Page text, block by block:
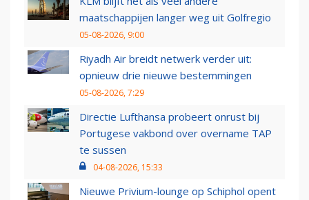
maatschappijen langer weg uit Golfregio
05-08-2026, 9:00
Riyadh Air breidt netwerk verder uit:
opnieuw drie nieuwe bestemmingen
05-08-2026, 7:29
Directie Lufthansa probeert onrust bij
Portugese vakbond over overname TAP
te sussen
04-08-2026, 15:33
Nieuwe Privium-lounge op Schiphol opent